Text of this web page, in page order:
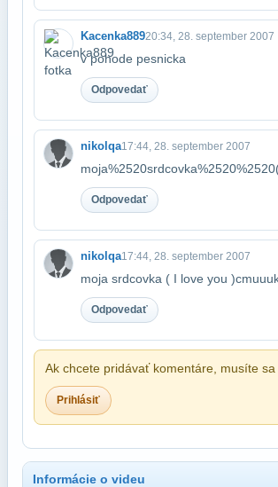
Kacenka88920:34, 28. september 2007
v pohode pesnicka
Odpovedať
nikolqa17:44, 28. september 2007
Odpovedať
nikolqa17:44, 28. september 2007
moja srdcovka ( I love you
Odpovedať
Ak chcete pridávať komentáre, musíte sa
Prihlásiť
Informácie o videu